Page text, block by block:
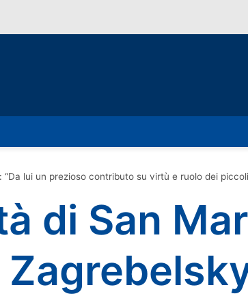
lui un prezioso contributo su virtù e ruolo dei
di San